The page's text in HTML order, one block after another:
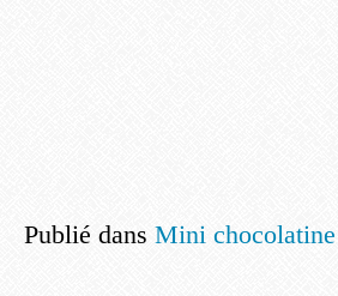
Publié dans Mini chocolatine